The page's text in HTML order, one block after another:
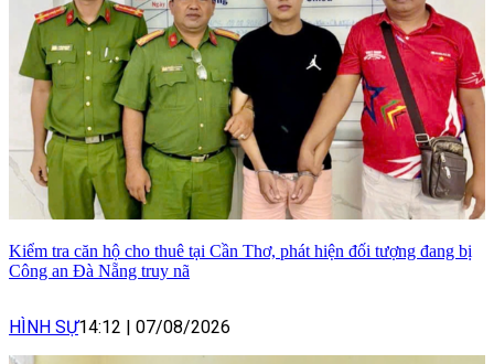
Kiểm tra căn hộ cho thuê tại Cần Thơ, phát hiện đối tượng đang bị
Công an Đà Nẵng truy nã
HÌNH SỰ14:12 07/08/2026